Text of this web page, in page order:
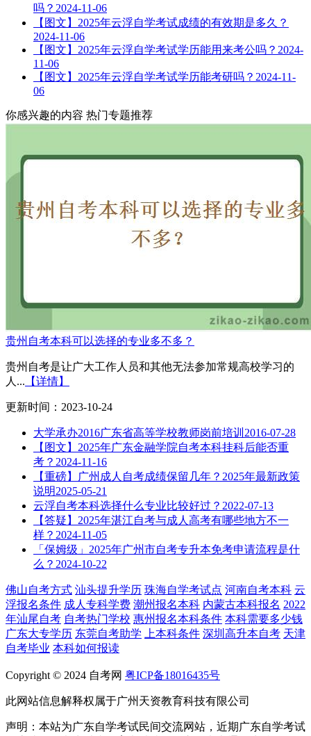
吗？ 2024-11-06
【图文】2025年云浮自学考试成绩的有效期是多久？
2024-11-06
【图文】2025年云浮自学考试学历能用来考公吗？ 2024-
11-06
【图文】2025年云浮自学考试学历能考研吗？ 2024-11-
06
你感兴趣的内容 热门专题推荐
贵州自考本科可以选择的专业多不多？
贵州自考是让广大工作人员和其他无法参加常规高校学习的
人... 【详情】
更新时间：2023-10-24
大学承办2016广东省高等学校教师岗前培训 2016-07-28
【图文】2025年广东金融学院自考本科挂科后能否重
考？ 2024-11-16
【重磅】广州成人自考成绩保留几年？2025年最新政策
说明2025-05-21
云浮自考本科选择什么专业比较好过？ 2022-07-13
【答疑】2025年湛江自考与成人高考有哪些地方不一
样？ 2024-11-05
「保姆级」2025年广州市自考专升本免考申请流程是什
么？ 2024-10-22
佛山自考方式 汕头提升学历 珠海自学考试点 河南自考本科 云
浮报名条件 成人专科学费 潮州报名本科 内蒙古本科报名 2022
年汕尾自考 自考热门学校 惠州报名本科条件 本科需要多少钱
广东大专学历 东莞自考助学 上本科条件 深圳高升本自考 天津
自考毕业 本科如何报读
Copyright © 2024 自考网 粤ICP备18016435号
此网站信息解释权属于广州天资教育科技有限公司
声明：本站为广东自学考试民间交流网站，近期广东自学考试